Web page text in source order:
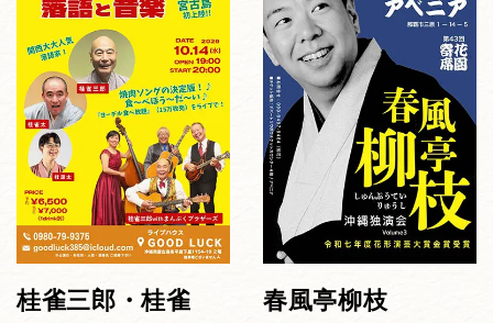
桂雀三郎・桂雀
春風亭柳枝